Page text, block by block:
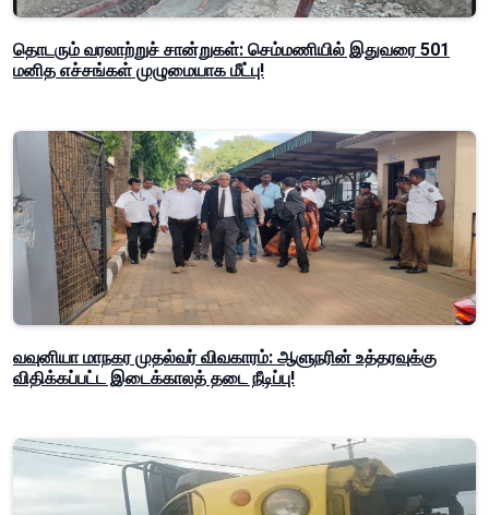
தொடரும் வரலாற்றுச் சான்றுகள்: செம்மணியில் இதுவரை 501
மனித எச்சங்கள் முழுமையாக மீட்பு!
வவுனியா மாநகர முதல்வர் விவகாரம்: ஆளுநரின் உத்தரவுக்கு
விதிக்கப்பட்ட இடைக்காலத் தடை நீடிப்பு!